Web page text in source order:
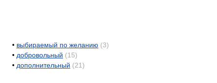
• выбираемый по желанию (3)
• добровольный (15)
• дополнительный (21)